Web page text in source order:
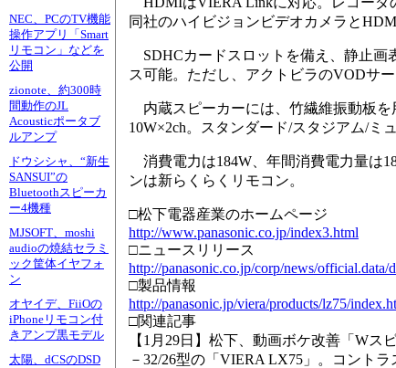
NEC、PCのTV機能
操作アプリ「Smart
リモコン」などを
公開
zionote、約300時
間動作のJL
Acousticポータブ
ルアンプ
ドウシシャ、“新生
SANSUI”の
Bluetoothスピーカ
ー4機種
MJSOFT、moshi
audioの焼結セラミ
ック筐体イヤフォ
ン
オヤイデ、FiiOの
iPhoneリモコン付
きアンプ黒モデル
太陽、dCSのDSD
同社のハイビジョンビデオカメラと
SDHCカードスロットを備え、静止画
ス可能。ただし、アクトビラのVODサ
内蔵スピーカーには、竹繊維振動板を
10W×2ch。スタンダード/スタジアム/ミ
消費電力は184W、年間消費電力量は
ンは新らくらくリモコン。
□松下電器産業のホームページ
http://www.panasonic.co.jp/index3.html
□ニュースリリース
http://panasonic.co.jp/corp/news/
□製品情報
http://panasonic.jp/viera/products/lz75/
□関連記事
【1月29日】松下、動画ボケ改善「Wス
－32/26型の「VIERA LX75」。コントラ